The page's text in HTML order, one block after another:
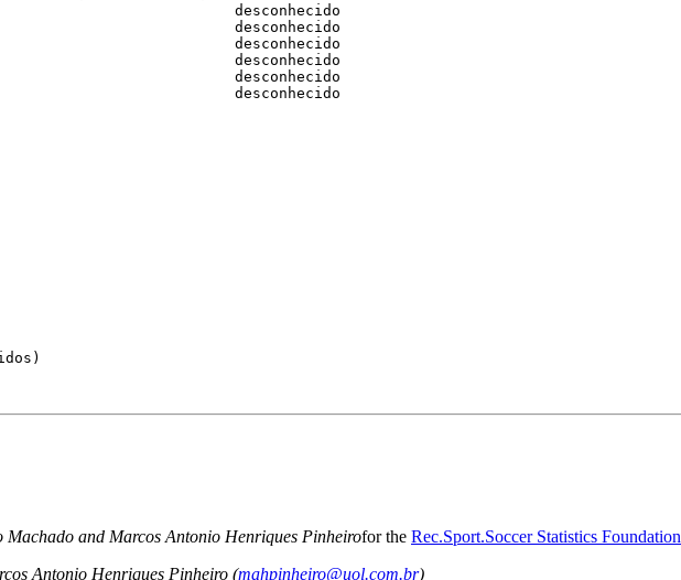
desconhecido
desconhecido
desconhecido
desconhecido
desconhecido
desconhecido
Machado and Marcos Antonio Henriques Pinheirofor the Rec.Sport.Soccer Statistics Foundation
Antonio Henriques Pinheiro (mahpinheiro@uol.com.br)